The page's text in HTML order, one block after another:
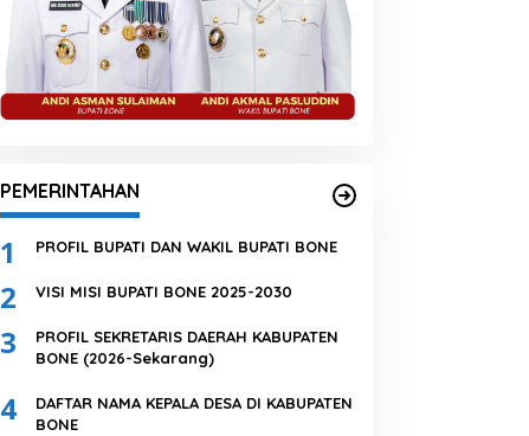
PEMERINTAHAN
1 PROFIL BUPATI DAN WAKIL BUPATI BONE
2 VISI MISI BUPATI BONE 2025-2030
3
PROFIL SEKRETARIS DAERAH KABUPATEN
BONE (2026-Sekarang)
4
DAFTAR NAMA KEPALA DESA DI KABUPATEN
BONE